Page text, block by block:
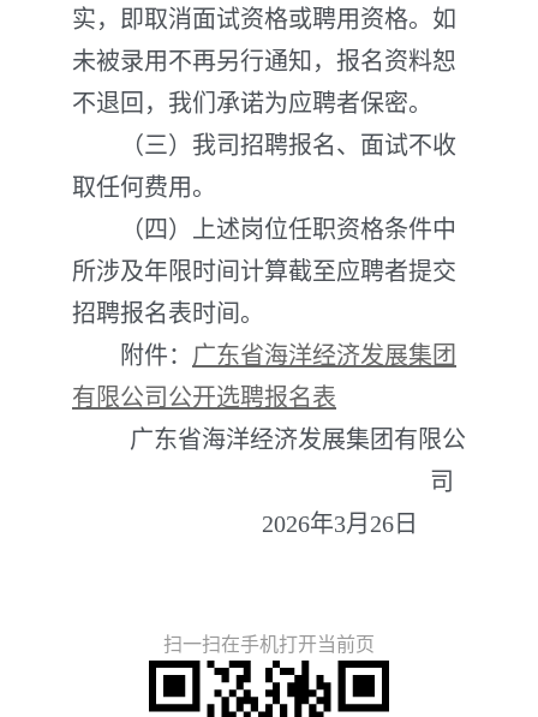
实，即取消面试资格或聘用资格。如
未被录用不再另行通知，报名资料恕
不退回，我们承诺为应聘者保密。
（三）我司招聘报名、面试不收
取任何费用。
（四）上述岗位任职资格条件中
所涉及年限时间计算截至应聘者提交
招聘报名表时间。
附件： 广东省海洋经济发展集团
有限公司公开选聘报名表
广东省海洋经济发展集团有限公
司
2026年3月26日
扫一扫在手机打开当前页